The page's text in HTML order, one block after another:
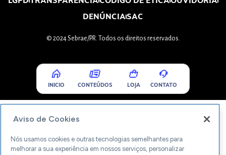
DENÚNCIASAC
© 2024 Sebrae/PR. Todos os direitos reservados.
INICIO CONTEÚDOS LOJA CONTATO
Aviso de Cookies
Nós usamos cookies e outras tecnologias semelhantes para
melhorar a sua experiência em nossos serviços, personalizar